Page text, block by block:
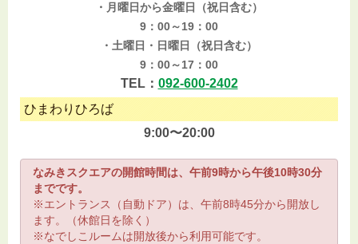
・月曜日から金曜日（祝日含む）
9：00～19：00
・土曜日・日曜日（祝日含む）
9：00～17：00
TEL： 092-600-2402
ひまわりひろば
9:00〜20:00
なみきスクエアの開館時間は、午前9時から午後10時30分
までです。
※エントランス（自動ドア）は、午前8時45分から開放し
ます。（休館日を除く）
※なでしこルームは開放後から利用可能です。